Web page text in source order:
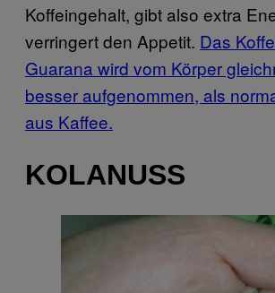
Koffeingehalt, gibt also extra
verringert den Appetit. Das
Guarana wird vom Körper
besser aufgenommen, als
aus Kaffee.
KOLANUSS